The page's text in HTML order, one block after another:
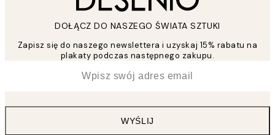
DOŁĄCZ DO NASZEGO ŚWIATA SZTUKI
Zapisz się do naszego newslettera i uzyskaj 15% rabatu na
plakaty podczas następnego zakupu.
WYŚLIJ